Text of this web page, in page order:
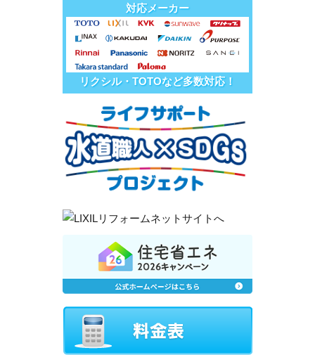
対応メーカー
リクシル・TOTOなど多数対応！